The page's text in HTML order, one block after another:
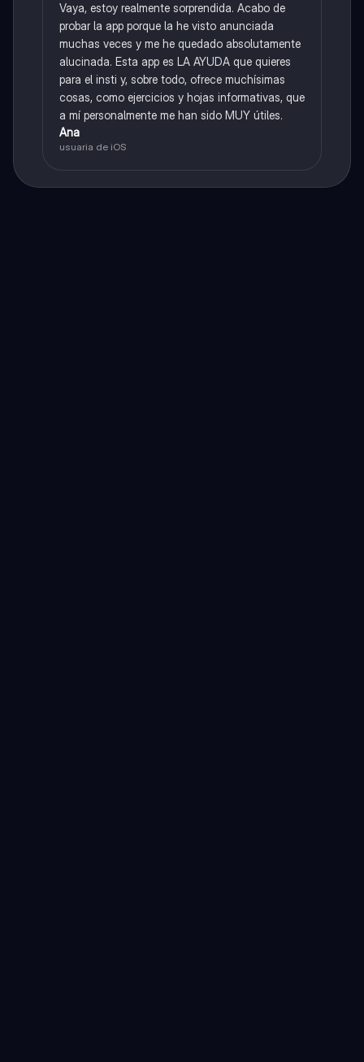
Vaya, estoy realmente sorprendida. Acabo de
probar la app porque la he visto anunciada
muchas veces y me he quedado absolutamente
alucinada. Esta app es LA AYUDA que quieres
para el insti y, sobre todo, ofrece muchísimas
cosas, como ejercicios y hojas informativas, que
a mí personalmente me han sido MUY útiles.
Ana
usuaria de iOS